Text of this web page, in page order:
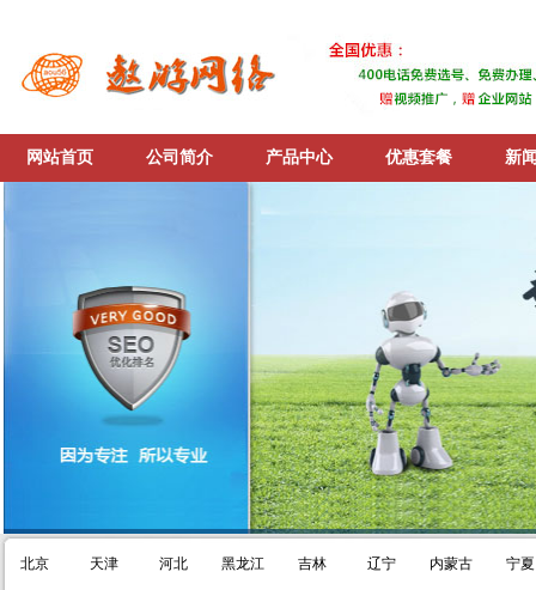
网站首页 公司简介 产品中心 优惠套餐 新
北京 天津 河北 黑龙江 吉林 辽宁 内蒙古 宁夏